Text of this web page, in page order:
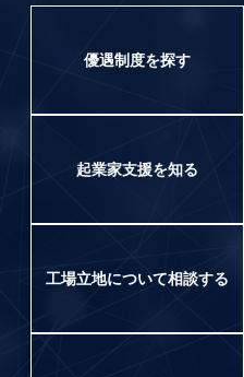
優遇制度を探す
起業家支援を知る
工場立地について相談する